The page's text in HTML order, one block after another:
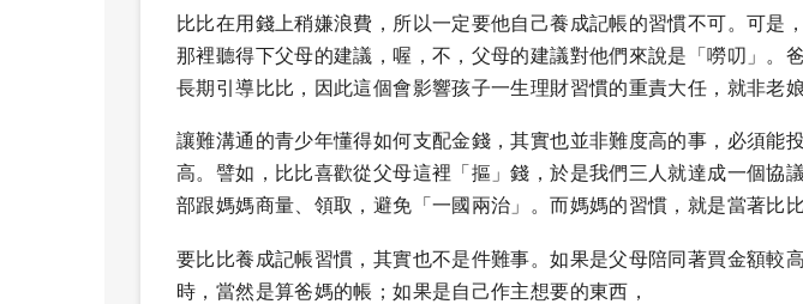
比比在用錢上稍嫌浪費，所以一定要他自己養成記帳的習慣不可。可是
那裡聽得下父母的建議，喔，不，父母的建議對他們來說是「嘮叨」。
長期引導比比，因此這個會影響孩子一生理財習慣的重責大任，就非老
讓難溝通的青少年懂得如何支配金錢，其實也並非難度高的事，必須能
高。譬如，比比喜歡從父母這裡「摳」錢，於是我們三人就達成一個協
部跟媽媽商量、領取，避免「一國兩治」。而媽媽的習慣，就是當著比
要比比養成記帳習慣，其實也不是件難事。如果是父母陪同著買金額較
時，當然是算爸媽的帳；如果是自己作主想要的東西，